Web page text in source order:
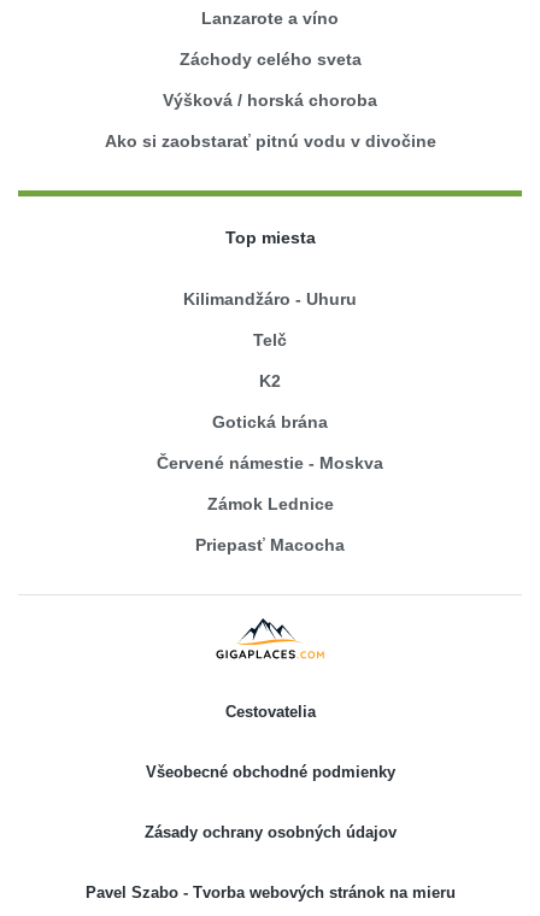
Lanzarote a víno
Záchody celého sveta
Výšková / horská choroba
Ako si zaobstarať pitnú vodu v divočine
Top miesta
Kilimandžáro - Uhuru
Telč
K2
Gotická brána
Červené námestie - Moskva
Zámok Lednice
Priepasť Macocha
Cestovatelia
Všeobecné obchodné podmienky
Zásady ochrany osobných údajov
Pavel Szabo - Tvorba webových stránok na mieru